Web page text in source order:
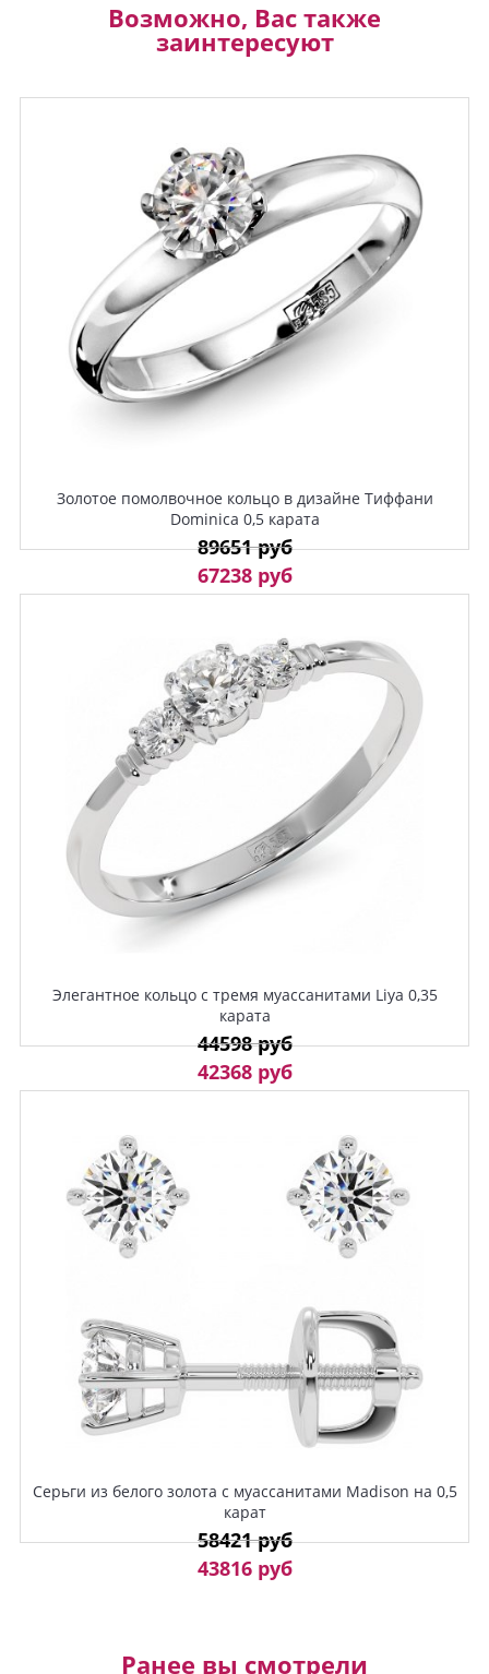
Возможно, Вас также
заинтересуют
Золотое помолвочное кольцо в дизайне Тиффани
Dominica 0,5 карата
89651 руб
67238 руб
Элегантное кольцо с тремя муассанитами Liya 0,35
карата
44598 руб
42368 руб
Серьги из белого золота с муассанитами Madison на 0,5
карат
58421 руб
43816 руб
Ранее вы смотрели